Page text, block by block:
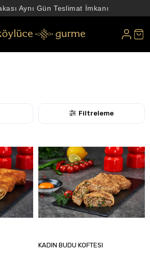
Aynı Gün Teslimat İmkanı
Filtreleme
KADIN BUDU KOFTESI